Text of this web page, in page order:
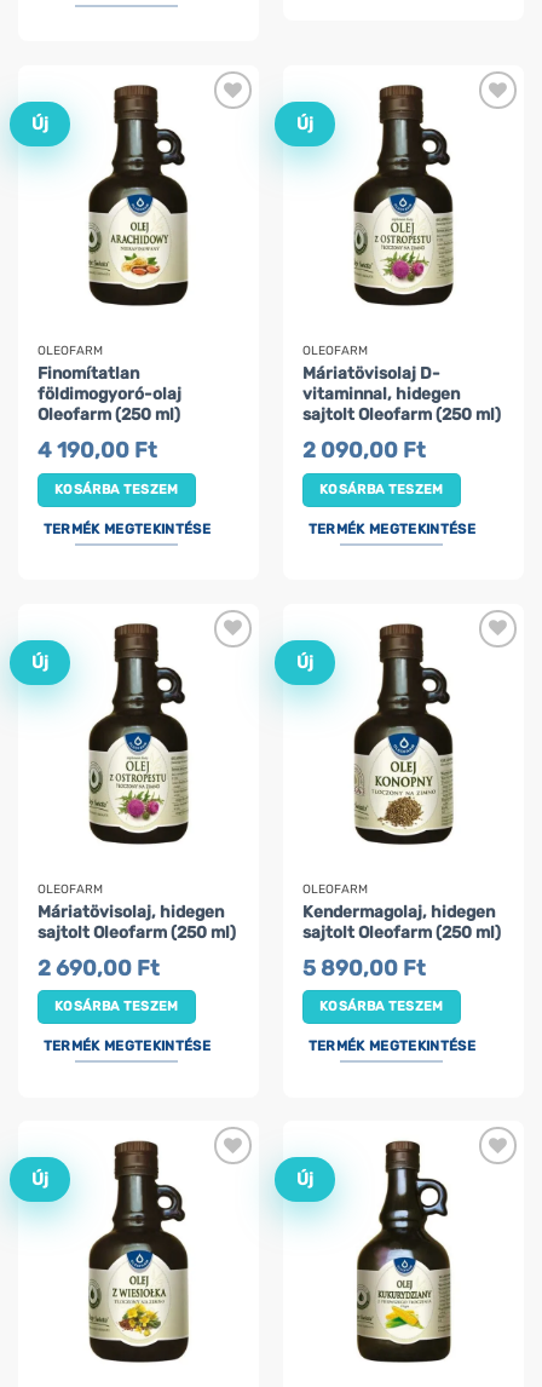
Új
OLEOFARM
Finomítatlan
földimogyoró-olaj
Oleofarm (250 ml)
4 190,00 Ft
KOSÁRBA TESZEM
TERMÉK MEGTEKINTÉSE
Új
OLEOFARM
Máriatövisolaj D-
vitaminnal, hidegen
sajtolt Oleofarm (250 ml)
2 090,00 Ft
KOSÁRBA TESZEM
TERMÉK MEGTEKINTÉSE
Új
OLEOFARM
Máriatövisolaj, hidegen
sajtolt Oleofarm (250 ml)
2 690,00 Ft
KOSÁRBA TESZEM
TERMÉK MEGTEKINTÉSE
Új
OLEOFARM
Kendermagolaj, hidegen
sajtolt Oleofarm (250 ml)
5 890,00 Ft
KOSÁRBA TESZEM
TERMÉK MEGTEKINTÉSE
Új Új